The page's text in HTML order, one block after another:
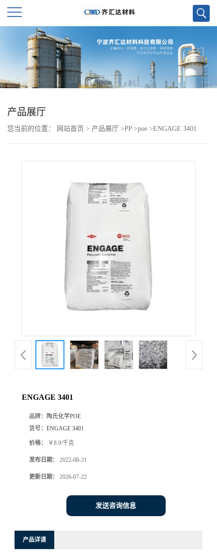
首
页
公
品
厅
系
产品展厅
您当前的位置： 网站首页 > 产品展厅 >PP >poe >ENGAGE 3401
ENGAGE 3401
品牌：
陶氏化学POE
货号： ENGAGE 3401
价格： ￥8.9/千克
发布日期： 2022-08-31
更新日期： 2026-07-22
发送咨询信息
产品详请